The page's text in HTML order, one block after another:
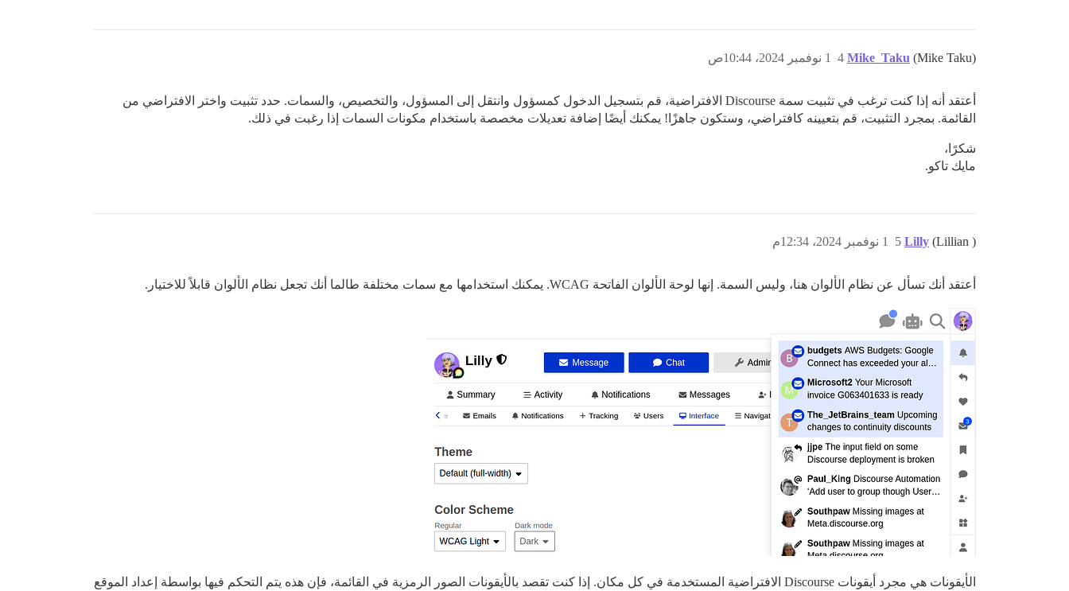
Mike_Taku (Mike Taku) 1 نوفمبر 2024، 10:44ص 4
أعتقد أنه إذا كنت ترغب في تثبيت سمة Discourse الافتراضية، قم بتسجيل الدخول كمسؤول وانتقل إلى المسؤول، والتخصيص، والسمات. حدد تثبيت واختر الافتراضي من
القائمة. بمجرد التثبيت، قم بتعيينه كافتراضي، وستكون جاهزًا! يمكنك أيضًا إضافة تعديلات مخصصة باستخدام مكونات السمات إذا رغبت في ذلك.
شكرًا،
مايك تاكو.
Lilly (Lillian ) 1 نوفمبر 2024، 12:34م 5
أعتقد أنك تسأل عن نظام الألوان هنا، وليس السمة. إنها لوحة الألوان الفاتحة WCAG. يمكنك استخدامها مع سمات مختلفة طالما أنك تجعل نظام الألوان قابلاً للاختيار.
الأيقونات هي مجرد أيقونات Discourse الافتراضية المستخدمة في كل مكان. إذا كنت تقصد بالأيقونات الصور الرمزية في القائمة، فإن هذه يتم التحكم فيها بواسطة إعداد الموقع